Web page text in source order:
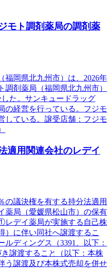
モト調剤薬局の調剤薬
福岡県北九州市）は、2026年
調剤薬局（福岡県北九州市）
た。サンキュードラッグ
の経営を行っている。フジモ
している。譲受店舗：フジモ
適用関連会社のレデイ
の議決権を有する持分法適用
薬局（愛媛県松山市）の保有
デイ薬局が実施する自己株
）に伴い同社へ譲渡するこ
ディングス（3391、以下：
譲渡すること（以下：本株
う譲渡及び本株式売却を併せ